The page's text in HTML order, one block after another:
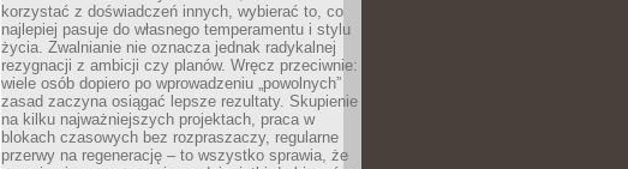
korzystać z doświadczeń innych, wybierać to, co
najlepiej pasuje do własnego temperamentu i stylu
życia. Zwalnianie nie oznacza jednak radykalnej
rezygnacji z ambicji czy planów. Wręcz przeciwnie:
wiele osób dopiero po wprowadzeniu „powolnych”
zasad zaczyna osiągać lepsze rezultaty. Skupienie
na kilku najważniejszych projektach, praca w
blokach czasowych bez rozpraszaczy, regularne
przerwy na regenerację – to wszystko sprawia, że